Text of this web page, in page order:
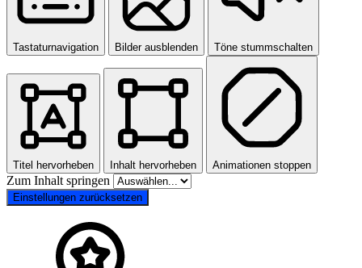
Tastaturnavigation Bilder ausblenden Töne stummschalten
Titel hervorheben Inhalt hervorheben Animationen stoppen
Zum Inhalt springen
Einstellungen zurücksetzen